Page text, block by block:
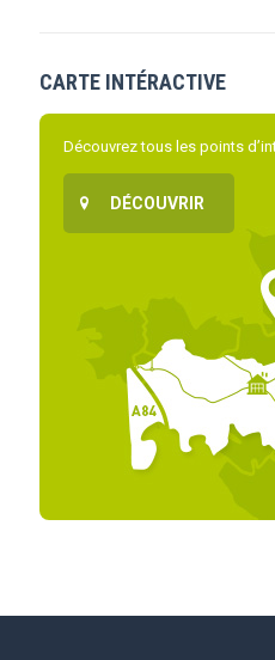
CARTE INTÉRACTIVE
Découvrez tous les points
DÉCOUVRIR